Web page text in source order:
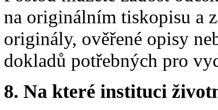
na originálním tiskopisu a
originály, ověřené opisy
dokladů potřebných pro
8. Na které instituci